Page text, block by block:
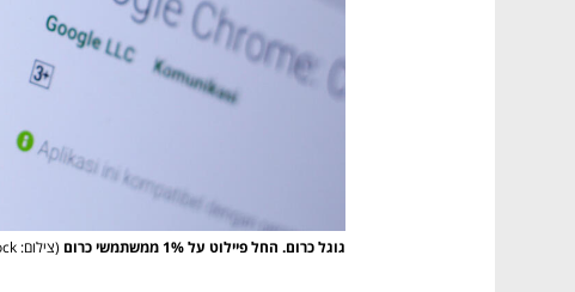
גוגל כרום. החל פיילוט על 1% ממשתמשי כרום (צילום: PREMIO STOCK/Shutterstock)